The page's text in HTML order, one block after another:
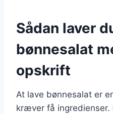
Sådan laver
bønnesalat
opskrift
At lave bønnesalat er
kræver få ingredienser.